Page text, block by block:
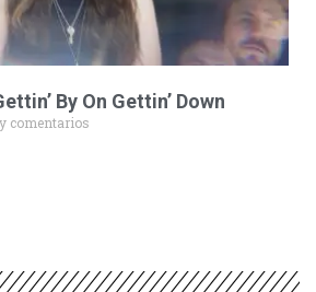
By On Gettin’ Down
comentarios